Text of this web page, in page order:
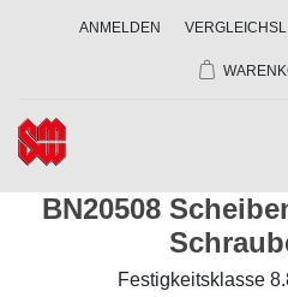
ANMELDEN
BN20508
Festigkeitsklasse